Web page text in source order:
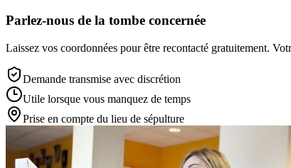
Parlez-nous de la tombe concernée
Laissez vos coordonnées pour être recontacté gratuitement.
Demande transmise avec discrétion
Utile lorsque vous manquez de temps
Prise en compte du lieu de sépulture